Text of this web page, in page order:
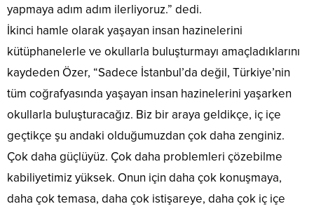
yapmaya adım adım ilerliyoruz.” dedi.
İkinci hamle olarak yaşayan insan hazinelerini
kütüphanelerle ve okullarla buluşturmayı amaçladıklarını
kaydeden Özer, “Sadece İstanbul’da değil, Türkiye’nin
tüm coğrafyasında yaşayan insan hazinelerini yaşarken
okullarla buluşturacağız. Biz bir araya geldikçe, iç içe
geçtikçe şu andaki olduğumuzdan çok daha zenginiz.
Çok daha güçlüyüz. Çok daha problemleri çözebilme
kabiliyetimiz yüksek. Onun için daha çok konuşmaya,
daha çok temasa, daha çok istişareye, daha çok iç içe